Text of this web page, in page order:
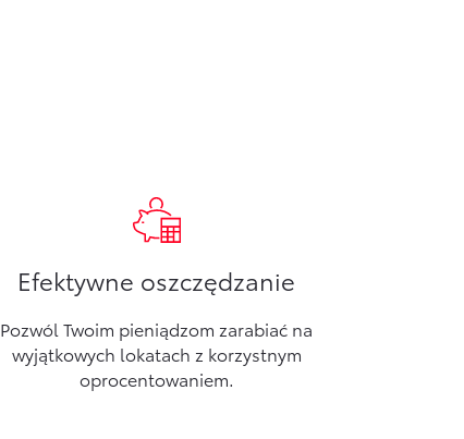
Efektywne oszczędzanie
Pozwól Twoim pieniądzom zarabiać na
wyjątkowych lokatach z korzystnym
oprocentowaniem.